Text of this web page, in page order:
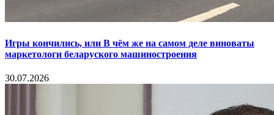
Игры кончились, или В чём же на самом деле виноваты
маркетологи беларуского машиностроения
30.07.2026